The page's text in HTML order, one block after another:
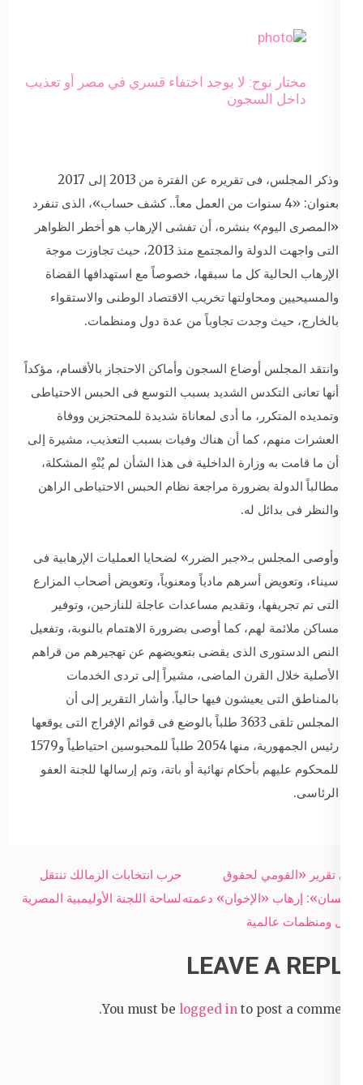
مختار نوح: لا يوجد اختفاء قسري في مصر أو تعذيب
داخل السجون
وذكر المجلس، فى تقريره عن الفترة من 2013 إلى 2017
بعنوان: «4 سنوات من العمل معاً.. كشف حساب»، الذى تنفرد
«المصرى اليوم» بنشره، أن تفشى الإرهاب هو أخطر الظواهر
التى واجهت الدولة والمجتمع منذ 2013، حيث تجاوزت موجة
الإرهاب الحالية كل ما سبقها، خصوصاً مع استهدافها القضاة
والمسيحيين ومحاولتها تخريب الاقتصاد الوطنى والاستقواء
بالخارج، حيث وجدت تجاوباً من عدة دول ومنظمات.
وانتقد المجلس أوضاع السجون وأماكن الاحتجاز بالأقسام، مؤكداً
أنها تعانى التكدس الشديد بسبب التوسع فى الحبس الاحتياطى
وتمديده المتكرر، ما أدى لمعاناة شديدة للمحتجزين ووفاة
العشرات منهم، كما أن هناك وفيات بسبب التعذيب، مشيرة إلى
أن ما قامت به وزارة الداخلية فى هذا الشأن لم يُنْهِ المشكلة،
مطالباً الدولة بضرورة مراجعة نظام الحبس الاحتياطى الراهن
والنظر فى بدائل له.
وأوصى المجلس بـ«جبر الضرر» لضحايا العمليات الإرهابية فى
سيناء، وتعويض أسرهم مادياً ومعنوياً، وتعويض أصحاب المزارع
التى تم تجريفها، وتقديم مساعدات عاجلة للنازحين، وتوفير
مساكن ملائمة لهم، كما أوصى بضرورة الاهتمام بالنوبة، وتفعيل
النص الدستورى الذى يقضى بتعويضهم عن تهجيرهم من قراهم
الأصلية خلال القرن الماضى، مشيراً إلى تردى الخدمات
بالمناطق التى يعيشون فيها حالياً. وأشار التقرير إلى أن
المجلس تلقى 3633 طلباً بالوضع فى قوائم الإفراج التى يوقعها
رئيس الجمهورية، منها 2054 طلباً للمحبوسين احتياطياً و1579
للمحكوم عليهم بأحكام نهائية أو باتة، وتم إرسالها للجنة العفو
الرئاسى.
Post
navigation
حرب انتخابات الزمالك تنتقل
لساحة اللجنة الأوليمبية المصرية
في تقرير «القومي لحقوق
الإنسان»: إرهاب «الإخوان» دعمته
دول ومنظمات عالمية
LEAVE A REPLY
You must be logged in to post a comment.